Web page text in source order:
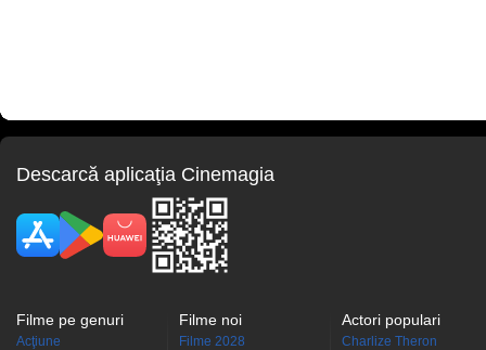
Descarcă aplicaţia Cinemagia
Filme pe genuri
Acţiune
Filme noi
Filme 2028
Actori populari
Charlize Theron